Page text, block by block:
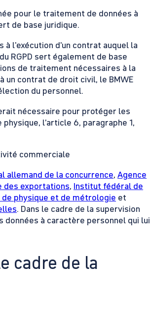
pour le traitement de données à
de base juridique.
l'exécution d'un contrat auquel la
RGPD sert également de base
de traitement nécessaires à la
contrat de droit civil, le BMWE
du personnel.
nécessaire pour protéger les
l’article 6, paragraphe 1,
commerciale
allemand de la concurrence, Agence
des exportations, Institut fédéral de
physique et de métrologie et
. Dans le cadre de la supervision
à caractère personnel qui lui
cadre de la